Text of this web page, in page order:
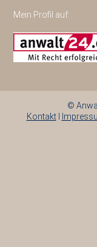
Mein Profil auf:
©
KontaktI